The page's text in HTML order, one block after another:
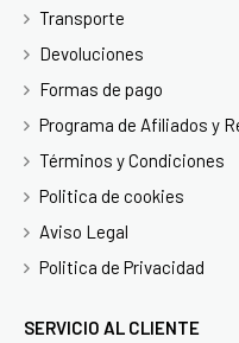
Transporte
Devoluciones
Formas de pago
Programa de Afiliados y
Términos y Condiciones
Politica de cookies
Aviso Legal
Politica de Privacidad
SERVICIO AL CLIENTE